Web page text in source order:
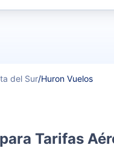
o por vuelos directos
del Sur/Huron Vuelos
Tarifas